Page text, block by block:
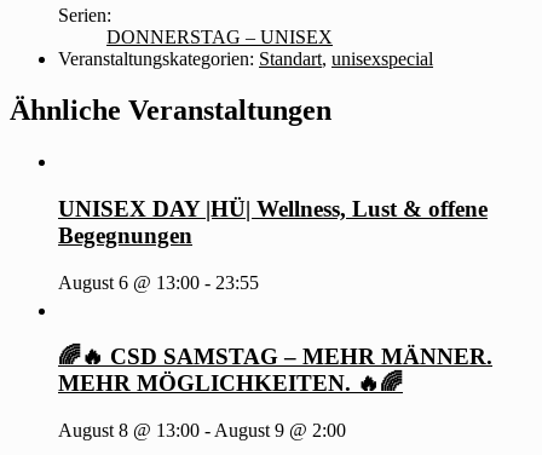
Serien:
DONNERSTAG – UNISEX
Veranstaltungskategorien: Standart, unisexspecial
Ähnliche Veranstaltungen
UNISEX DAY |HÜ| Wellness, Lust & offene
Begegnungen
August 6 @ 13:00 - 23:55
🌈🔥 CSD SAMSTAG – MEHR MÄNNER.
MEHR MÖGLICHKEITEN. 🔥🌈
August 8 @ 13:00 - August 9 @ 2:00